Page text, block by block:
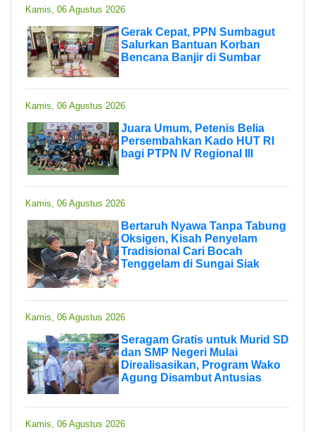
Kamis, 06 Agustus 2026
Gerak Cepat, PPN Sumbagut
Salurkan Bantuan Korban
Bencana Banjir di Sumbar
Kamis, 06 Agustus 2026
Juara Umum, Petenis Belia
Persembahkan Kado HUT RI
bagi PTPN IV Regional III
Kamis, 06 Agustus 2026
Bertaruh Nyawa Tanpa Tabung
Oksigen, Kisah Penyelam
Tradisional Cari Bocah
Tenggelam di Sungai Siak
Kamis, 06 Agustus 2026
Seragam Gratis untuk Murid SD
dan SMP Negeri Mulai
Direalisasikan, Program Wako
Agung Disambut Antusias
Kamis, 06 Agustus 2026